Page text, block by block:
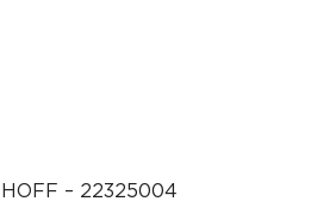
– 22325004